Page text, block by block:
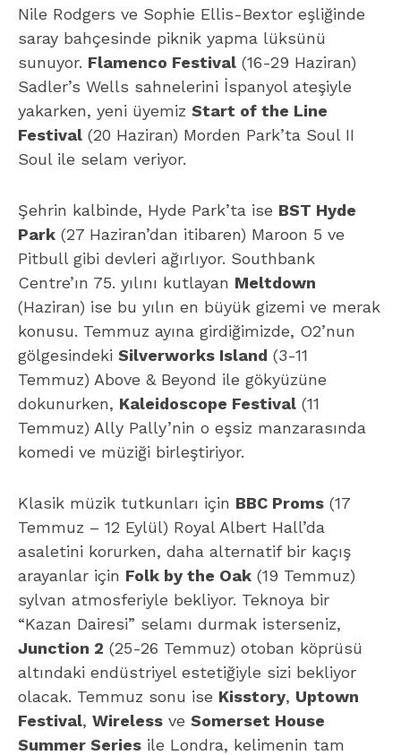
Nile Rodgers ve Sophie Ellis-Bextor eşliğinde
saray bahçesinde piknik yapma lüksünü
sunuyor. Flamenco Festival (16-29 Haziran)
Sadler’s Wells sahnelerini İspanyol ateşiyle
yakarken, yeni üyemiz Start of the Line
Festival (20 Haziran) Morden Park’ta Soul II
Soul ile selam veriyor.
Şehrin kalbinde, Hyde Park’ta ise BST Hyde
Park (27 Haziran’dan itibaren) Maroon 5 ve
Pitbull gibi devleri ağırlıyor. Southbank
Centre’ın 75. yılını kutlayan Meltdown
(Haziran) ise bu yılın en büyük gizemi ve merak
konusu. Temmuz ayına girdiğimizde, O2’nun
gölgesindeki Silverworks Island (3-11
Temmuz) Above & Beyond ile gökyüzüne
dokunurken, Kaleidoscope Festival (11
Temmuz) Ally Pally’nin o eşsiz manzarasında
komedi ve müziği birleştiriyor.
Klasik müzik tutkunları için BBC Proms (17
Temmuz – 12 Eylül) Royal Albert Hall’da
asaletini korurken, daha alternatif bir kaçış
arayanlar için Folk by the Oak (19 Temmuz)
sylvan atmosferiyle bekliyor. Teknoya bir
“Kazan Dairesi” selamı durmak isterseniz,
Junction 2 (25-26 Temmuz) otoban köprüsü
altındaki endüstriyel estetiğiyle sizi bekliyor
olacak. Temmuz sonu ise Kisstory, Uptown
Festival, Wireless ve Somerset House
Summer Series ile Londra, kelimenin tam